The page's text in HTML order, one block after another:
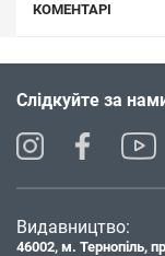
КОМЕНТАРІ
Слідкуйте за
Видавництво:
46002, м. Тернопіль,